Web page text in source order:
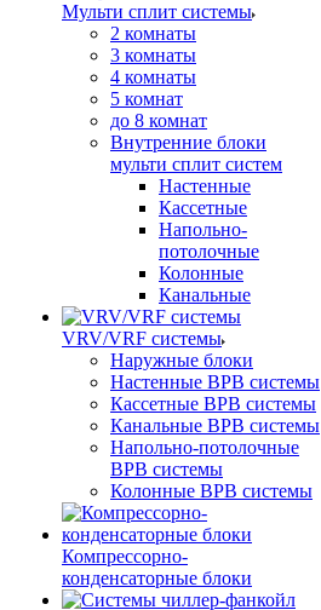
Мульти сплит системы
2 комнаты
3 комнаты
4 комнаты
5 комнат
до 8 комнат
Внутренние блоки
мульти сплит систем
Настенные
Кассетные
Напольно-
потолочные
Колонные
Канальные
VRV/VRF системы
Наружные блоки
Настенные ВРВ системы
Кассетные ВРВ системы
Канальные ВРВ системы
Напольно-потолочные
ВРВ системы
Колонные ВРВ системы
Компрессорно-
конденсаторные блоки